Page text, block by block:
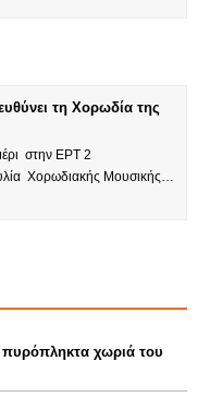
τη Χορωδία της
στην ΕΡΤ 2
Χορωδιακής Μουσικής…
χωριά του